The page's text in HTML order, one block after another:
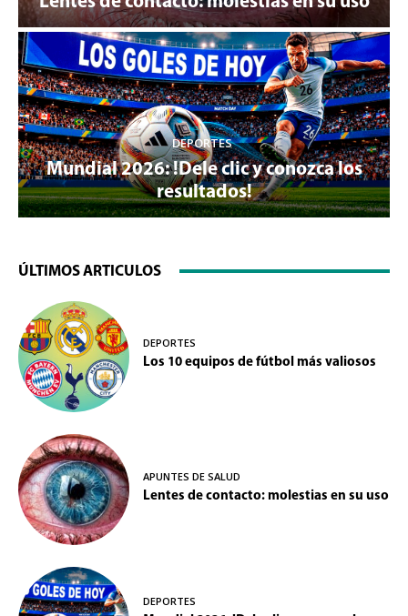
DEPORTES
Mundial 2026: !Dele clic y conozca los
resultados!
ÚLTIMOS ARTICULOS
DEPORTES
Los 10 equipos de fútbol más valiosos
APUNTES DE SALUD
Lentes de contacto: molestias en su uso
DEPORTES